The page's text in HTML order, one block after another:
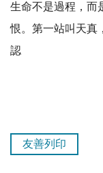
生命不是過程，而
恨。第一站叫天真
認
友善列印